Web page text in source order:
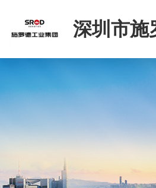
深圳市施
司